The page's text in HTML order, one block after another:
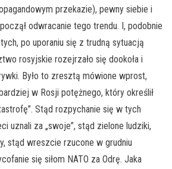
przekazie), pewny siebie i
odwracanie tego trendu. I, podobnie
po uporaniu się z trudną sytuacją
rosyjskie rozejrzało się dookoła i
Było to zresztą mówione wprost,
w Rosji potężnego, który określił
Stąd rozpychanie się w tych
uznali za „swoje”, stąd zielone ludziki,
stąd wreszcie rzucone w grudniu
się siłom NATO za Odrę. Jaka